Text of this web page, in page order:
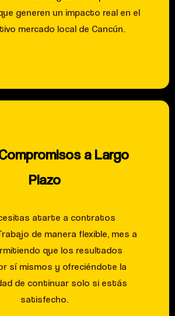
generen un impacto real en el
mercado local de Cancún.
a Largo
Plazo
atarte a contratos
de manera flexible, mes a
que los resultados
sí mismos y ofreciéndote la
de continuar solo si estás
satisfecho.